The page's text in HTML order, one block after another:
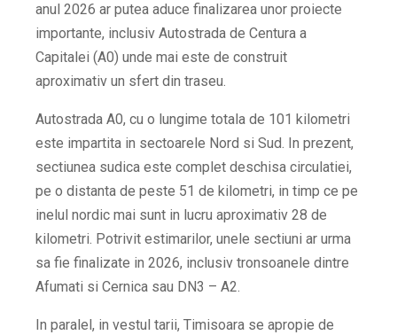
anul 2026 ar putea aduce finalizarea unor proiecte
importante, inclusiv Autostrada de Centura a
Capitalei (A0) unde mai este de construit
aproximativ un sfert din traseu.
Autostrada A0, cu o lungime totala de 101 kilometri
este impartita in sectoarele Nord si Sud. In prezent,
sectiunea sudica este complet deschisa circulatiei,
pe o distanta de peste 51 de kilometri, in timp ce pe
inelul nordic mai sunt in lucru aproximativ 28 de
kilometri. Potrivit estimarilor, unele sectiuni ar urma
sa fie finalizate in 2026, inclusiv tronsoanele dintre
Afumati si Cernica sau DN3 – A2.
In paralel, in vestul tarii, Timisoara se apropie de